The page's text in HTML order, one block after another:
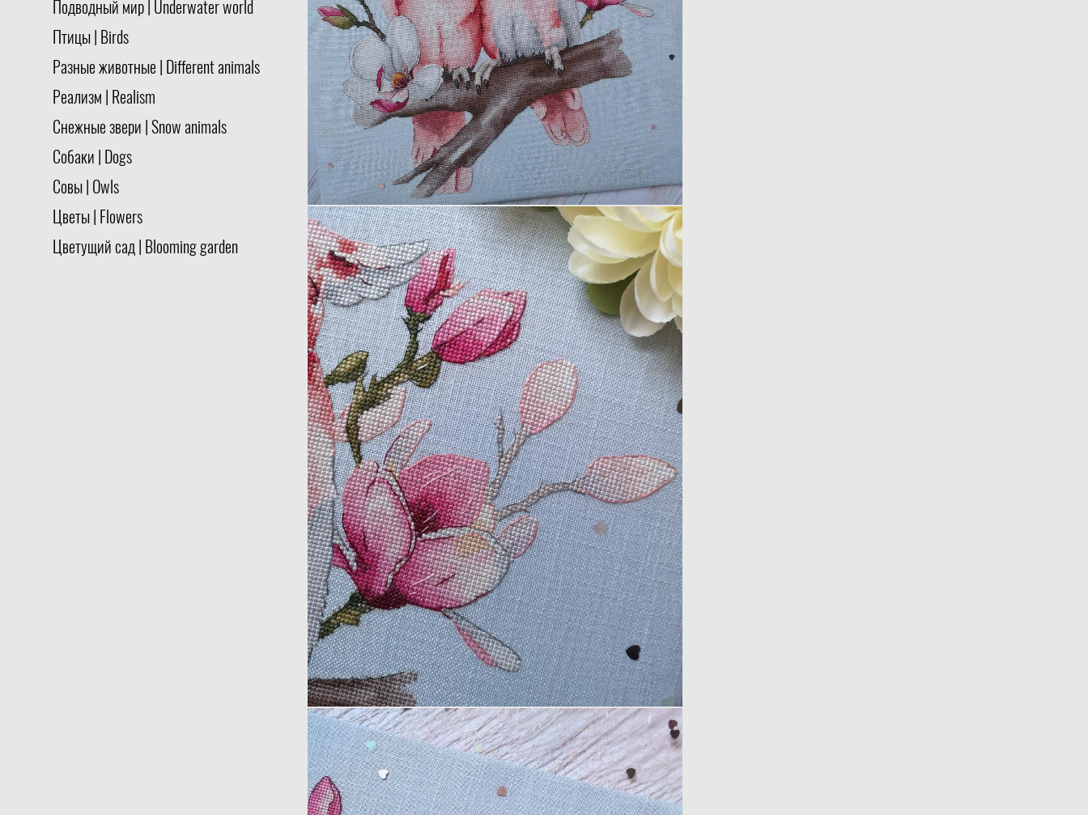
Подводный мир | Underwater world
Птицы | Birds
Разные животные | Different animals
Реализм | Realism
Снежные звери | Snow animals
Собаки | Dogs
Совы | Owls
Цветы | Flowers
Цветущий сад | Blooming garden